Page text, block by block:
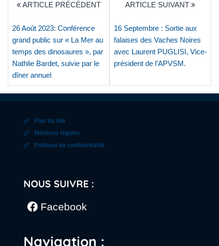
ARTICLE PRÉCÉDENT
26 Août 2023: Conférence
grand public sur « La Mer au
temps des dinosaures », par
Nathlie Bardet, suivie par le
dîner annuel
ARTICLE SUIVANT
16 Septembre : Sortie aux
falaises des Vaches Noires
avec Laurent PUGLISI, Vice-
président de l’APVSM.
Plan du site
Mentions légales
Politique de confidentialité
NOUS SUIVRE :
Facebook
Navigation :